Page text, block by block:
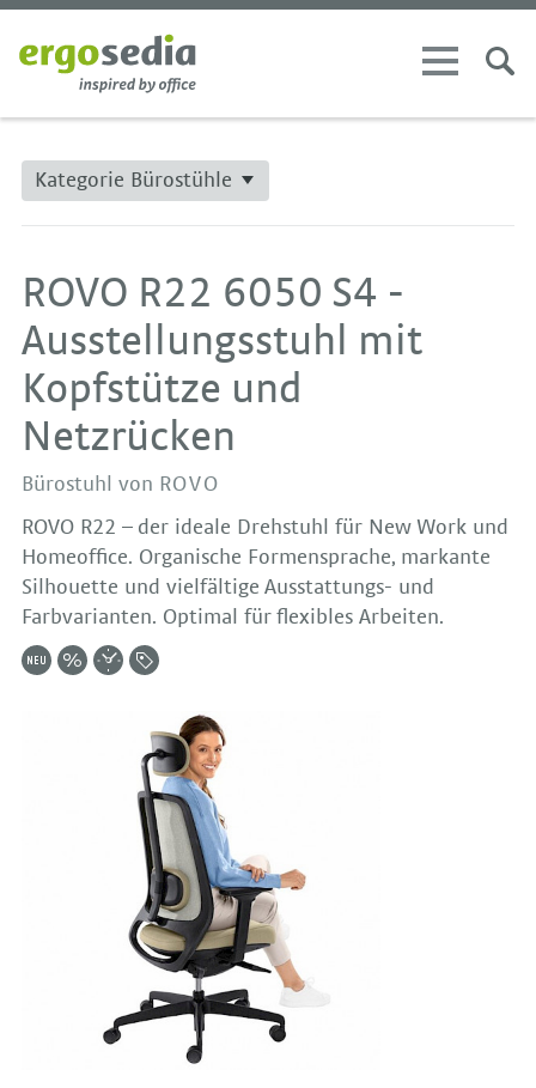
Kategorie Bürostühle
ROVO R22 6050 S4 -
Ausstellungsstuhl mit
Kopfstütze und
Netzrücken
Bürostuhl von ROVO
ROVO R22 – der ideale Drehstuhl für New Work und
Homeoffice. Organische Formensprache, markante
Silhouette und vielfältige Ausstattungs- und
Farbvarianten. Optimal für flexibles Arbeiten.